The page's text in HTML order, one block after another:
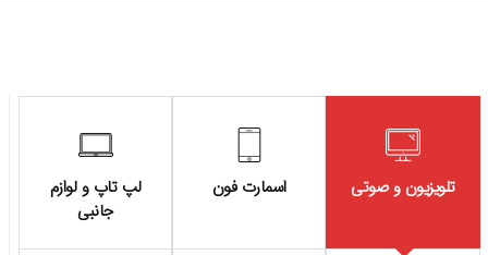
تلویزیون و صوتی اسمارت فون
لپ تاپ و لوازم
جانبی